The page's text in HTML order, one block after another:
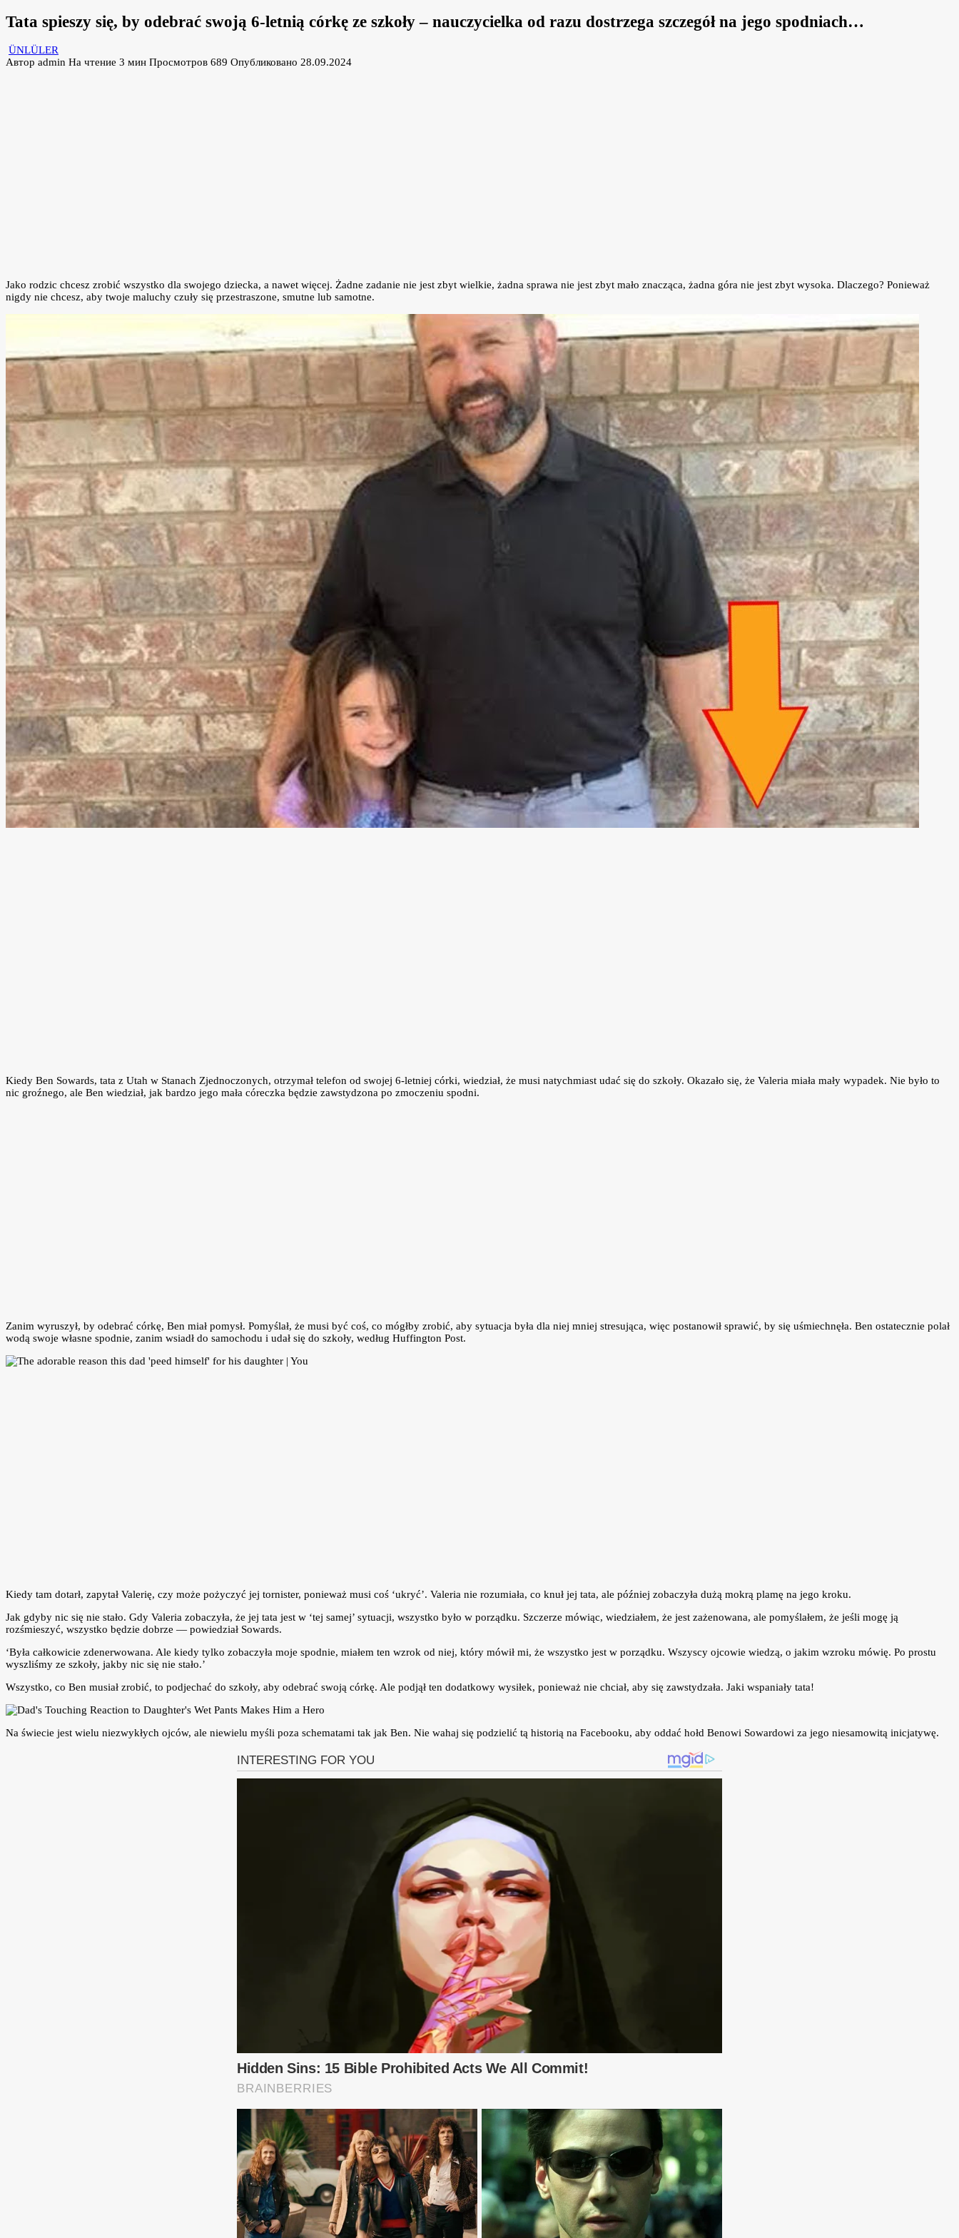
Tata spieszy się, by odebrać swoją 6-letnią córkę ze szkoły – nauczycielka od razu dostrzega szczegół na jego spodniach…
ÜNLÜLER
Автор admin На чтение 3 мин Просмотров 689 Опубликовано 28.09.2024
Jako rodzic chcesz zrobić wszystko dla swojego dziecka, a nawet więcej. Żadne zadanie nie jest zbyt wielkie, żadna sprawa nie jest zbyt mało znacząca, żadna góra nie jest zbyt wysoka. Dlaczego? Ponieważ
nigdy nie chcesz, aby twoje maluchy czuły się przestraszone, smutne lub samotne.
Kiedy Ben Sowards, tata z Utah w Stanach Zjednoczonych, otrzymał telefon od swojej 6-letniej córki, wiedział, że musi natychmiast udać się do szkoły. Okazało się, że Valeria miała mały wypadek. Nie było to
nic groźnego, ale Ben wiedział, jak bardzo jego mała córeczka będzie zawstydzona po zmoczeniu spodni.
Zanim wyruszył, by odebrać córkę, Ben miał pomysł. Pomyślał, że musi być coś, co mógłby zrobić, aby sytuacja była dla niej mniej stresująca, więc postanowił sprawić, by się uśmiechnęła. Ben ostatecznie polał
wodą swoje własne spodnie, zanim wsiadł do samochodu i udał się do szkoły, według Huffington Post.
Kiedy tam dotarł, zapytał Valerię, czy może pożyczyć jej tornister, ponieważ musi coś ‘ukryć’. Valeria nie rozumiała, co knuł jej tata, ale później zobaczyła dużą mokrą plamę na jego kroku.
Jak gdyby nic się nie stało. Gdy Valeria zobaczyła, że jej tata jest w ‘tej samej’ sytuacji, wszystko było w porządku. Szczerze mówiąc, wiedziałem, że jest zażenowana, ale pomyślałem, że jeśli mogę ją
rozśmieszyć, wszystko będzie dobrze — powiedział Sowards.
‘Była całkowicie zdenerwowana. Ale kiedy tylko zobaczyła moje spodnie, miałem ten wzrok od niej, który mówił mi, że wszystko jest w porządku. Wszyscy ojcowie wiedzą, o jakim wzroku mówię. Po prostu
wyszliśmy ze szkoły, jakby nic się nie stało.’
Wszystko, co Ben musiał zrobić, to podjechać do szkoły, aby odebrać swoją córkę. Ale podjął ten dodatkowy wysiłek, ponieważ nie chciał, aby się zawstydzała. Jaki wspaniały tata!
Na świecie jest wielu niezwykłych ojców, ale niewielu myśli poza schematami tak jak Ben. Nie wahaj się podzielić tą historią na Facebooku, aby oddać hołd Benowi Sowardowi za jego niesamowitą inicjatywę.